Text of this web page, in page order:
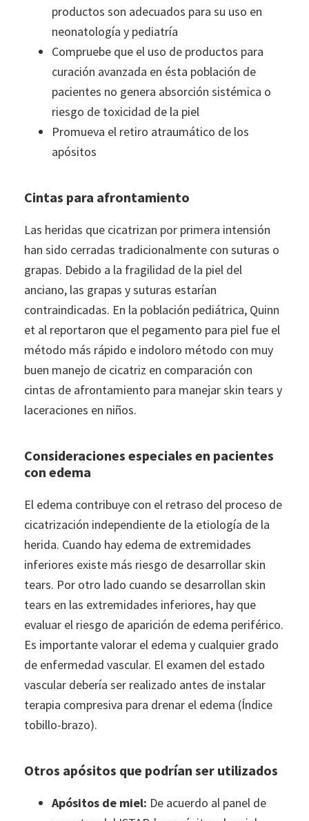
productos son adecuados para su uso en
neonatología y pediatría
Compruebe que el uso de productos para
curación avanzada en ésta población de
pacientes no genera absorción sistémica o
riesgo de toxicidad de la piel
Promueva el retiro atraumático de los
apósitos
Cintas para afrontamiento
Las heridas que cicatrizan por primera intensión
han sido cerradas tradicionalmente con suturas o
grapas. Debido a la fragilidad de la piel del
anciano, las grapas y suturas estarían
contraindicadas. En la población pediátrica, Quinn
et al reportaron que el pegamento para piel fue el
método más rápido e indoloro método con muy
buen manejo de cicatriz en comparación con
cintas de afrontamiento para manejar skin tears y
laceraciones en niños.
Consideraciones especiales en pacientes
con edema
El edema contribuye con el retraso del proceso de
cicatrización independiente de la etiología de la
herida. Cuando hay edema de extremidades
inferiores existe más riesgo de desarrollar skin
tears. Por otro lado cuando se desarrollan skin
tears en las extremidades inferiores, hay que
evaluar el riesgo de aparición de edema periférico.
Es importante valorar el edema y cualquier grado
de enfermedad vascular. El examen del estado
vascular debería ser realizado antes de instalar
terapia compresiva para drenar el edema (Índice
tobillo-brazo).
Otros apósitos que podrían ser utilizados
Apósitos de miel: De acuerdo al panel de